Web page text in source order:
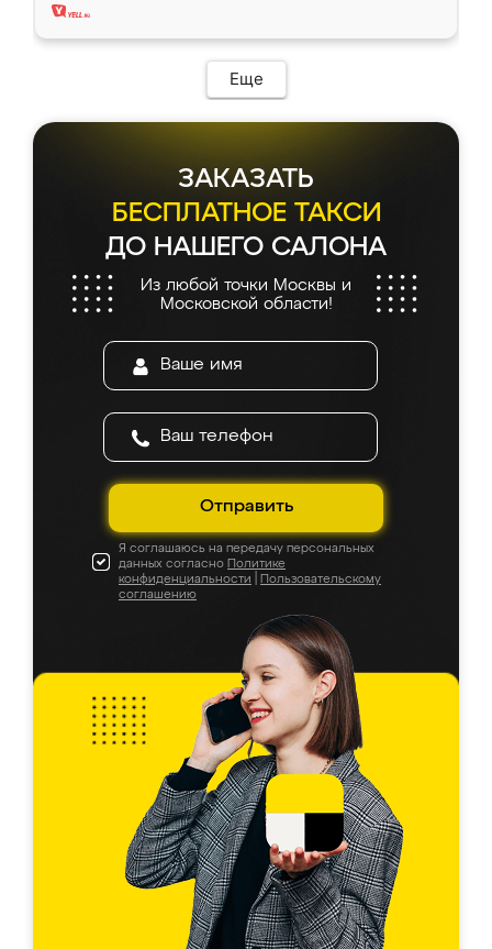
Еще
ЗАКАЗАТЬ
БЕСПЛАТНОЕ ТАКСИ
ДО НАШЕГО САЛОНА
Из любой точки Москвы и
Московской области!
Отправить
Я соглашаюсь на передачу персональных
данных согласно Политике
конфиденциальности
Пользовательскому
соглашению